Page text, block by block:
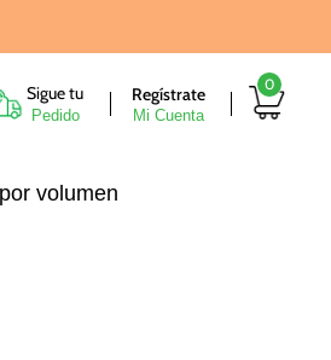
Sigue tu
Pedido
0
volumen